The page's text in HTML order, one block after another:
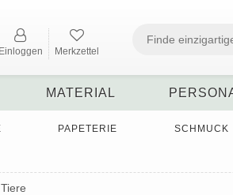
Einloggen Merkzettel
MATERIAL
PAPETERIE SCHMUCK